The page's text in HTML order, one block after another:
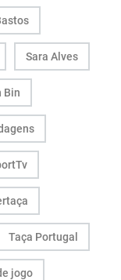
Sara Alves
Bin
Taça Portugal
jogo